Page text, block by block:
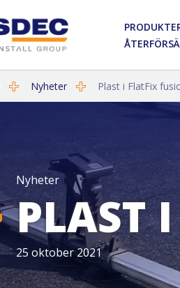
Nyheter Plast i FlatFix
Nyheter
PLAST
25 oktober 2021